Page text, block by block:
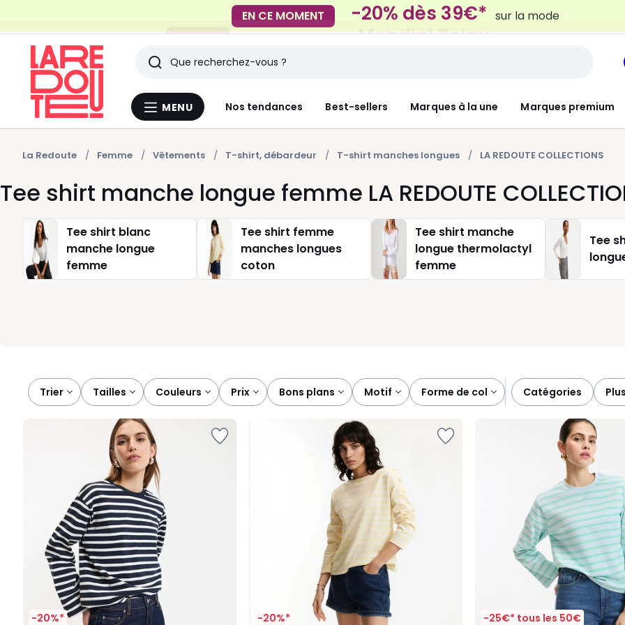
Livraison en Locker Mondial Relay pour vos petits articles
Menu
MENU Nos tendances Best-sellers Marques à la une Marques premium
Rechercher
Derniers
articles
vus
La Redoute Femme Vêtements T-shirt, débardeur T-shirt manches longues LA REDOUTE COLLECTIONS
Tee shirt manche longue femme LA REDOUTE
Tee shirt blanc
manche longue
femme
Tee shirt femme
manches longues
coton
Tee shirt manche
longue thermolactyl
femme
Tee
Trier
tailles couleurs prix bons plans motif forme de col catégories
-20%* -20%* -25€* tous les 50€